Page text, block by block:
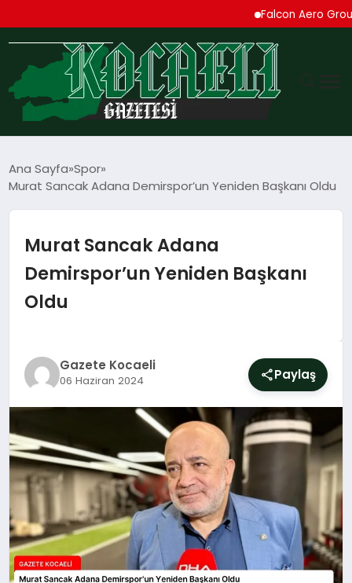
Falcon Aero Group,
EKONOMI
SPOR
SIYASET
DÜNYA
SAĞLIK
EĞITIM
Ana Sayfa Spor
Murat Sancak Adana Demirspor’un Yeniden Başkanı Oldu
Murat Sancak Adana
Demirspor’un Yeniden Başkanı
Oldu
Gazete Kocaeli
06 Haziran 2024 Paylaş